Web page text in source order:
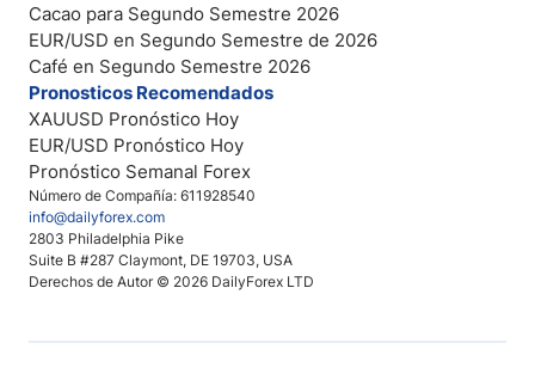
Número de Compañía: 611928540
info@dailyforex.com
2803 Philadelphia Pike
Suite B #287 Claymont, DE 19703, USA
Derechos de Autor © 2026 DailyForex LTD
Cacao para Segundo Semestre 2026
EUR/USD en Segundo Semestre de 2026
Café en Segundo Semestre 2026
Pronosticos Recomendados
XAUUSD Pronóstico Hoy
EUR/USD Pronóstico Hoy
Pronóstico Semanal Forex